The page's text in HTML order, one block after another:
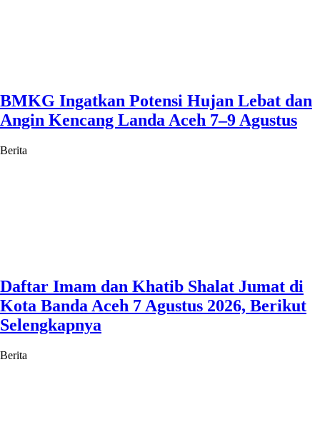
BMKG Ingatkan Potensi Hujan Lebat dan
Angin Kencang Landa Aceh 7–9 Agustus
Berita
Daftar Imam dan Khatib Shalat Jumat di
Kota Banda Aceh 7 Agustus 2026, Berikut
Selengkapnya
Berita